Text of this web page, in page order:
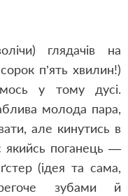
глядачів на
п’ять хвилин!)
у тому дусі.
молода пара,
але кинутись в
якийсь поганець —
(ідея та сама,
зубами й